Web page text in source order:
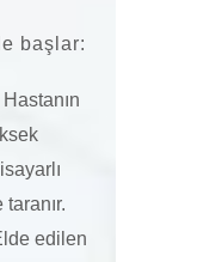
başlar:
Hastanın
edilen